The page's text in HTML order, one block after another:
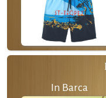
In Barca